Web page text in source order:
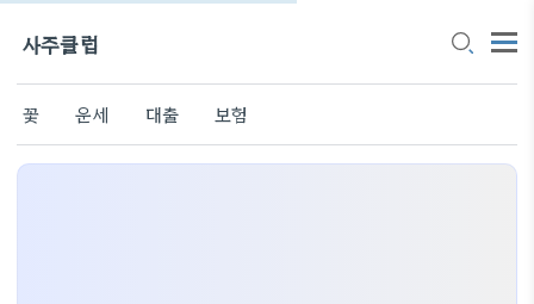
사주클럽
꽃 운세 대출 보험